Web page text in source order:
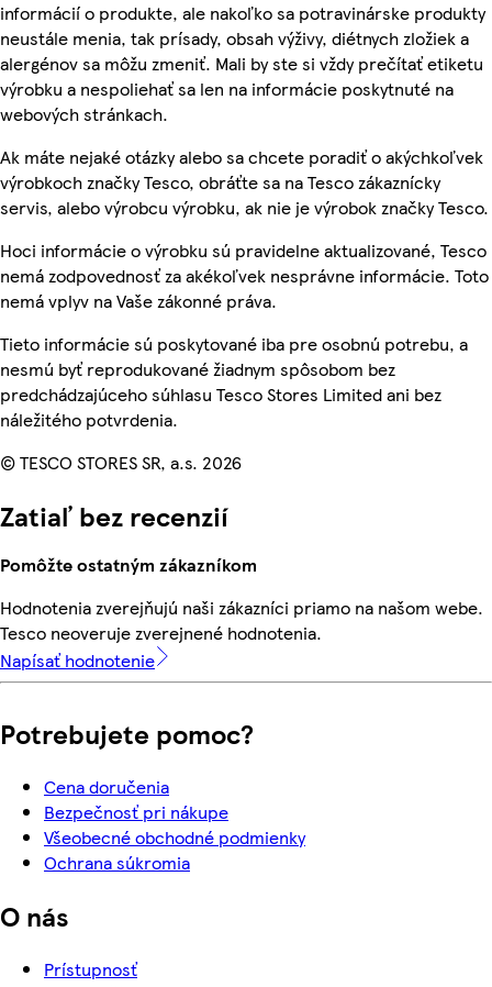
informácií o produkte, ale nakoľko sa potravinárske produkty
neustále menia, tak prísady, obsah výživy, diétnych zložiek a
alergénov sa môžu zmeniť. Mali by ste si vždy prečítať etiketu
výrobku a nespoliehať sa len na informácie poskytnuté na
webových stránkach.
Ak máte nejaké otázky alebo sa chcete poradiť o akýchkoľvek
výrobkoch značky Tesco, obráťte sa na Tesco zákaznícky
servis, alebo výrobcu výrobku, ak nie je výrobok značky Tesco.
Hoci informácie o výrobku sú pravidelne aktualizované, Tesco
nemá zodpovednosť za akékoľvek nesprávne informácie. Toto
nemá vplyv na Vaše zákonné práva.
Tieto informácie sú poskytované iba pre osobnú potrebu, a
nesmú byť reprodukované žiadnym spôsobom bez
predchádzajúceho súhlasu Tesco Stores Limited ani bez
náležitého potvrdenia.
© TESCO STORES SR, a.s. 2026
Zatiaľ bez recenzií
Pomôžte ostatným zákazníkom
Hodnotenia zverejňujú naši zákazníci priamo na našom webe.
Tesco neoveruje zverejnené hodnotenia.
Napísať hodnotenie
Potrebujete pomoc?
Cena doručenia
Bezpečnosť pri nákupe
Všeobecné obchodné podmienky
Ochrana súkromia
O nás
Prístupnosť